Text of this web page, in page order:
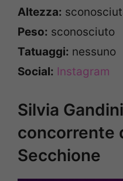
Altezza:
Peso: sconosciuto
Tatuaggi: nessuno
Social: Instagram
Silvia
concorrente
Secchione